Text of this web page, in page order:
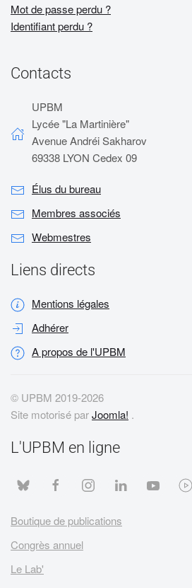
Mot de passe perdu ?
Identifiant perdu ?
Contacts
UPBM
Lycée "La Martinière"
Avenue Andréi Sakharov
69338 LYON Cedex 09
Élus du bureau
Membres associés
Webmestres
Liens directs
Mentions légales
Adhérer
A propos de l'UPBM
© UPBM 2019-2026
Site motorisé parJoomla! .
L'UPBM en ligne
Boutique de publications
Congrès annuel
Le Lab'